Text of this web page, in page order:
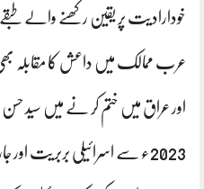
خودارادیت پر یقین رکھنے والے
عرب ممالک میں داعش کا مقابلہ
اور عراق میں ختم کر نے میں سید حسن
2023ء سے اسرائیلی بربریت